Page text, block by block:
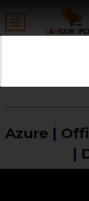
OBTEN
Azure |
|